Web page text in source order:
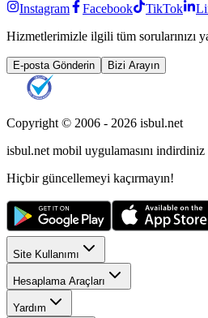
Instagram Facebook TikTok
Hizmetlerimizle ilgili tüm sorularınızı
E-posta Gönderin Bizi Arayın
Copyright © 2006 - 2026 isbul.net
isbul.net mobil uygulamasını indirdiniz
Hiçbir güncellemeyi kaçırmayın!
Site Kullanımı
Hesaplama Araçları
Yardım